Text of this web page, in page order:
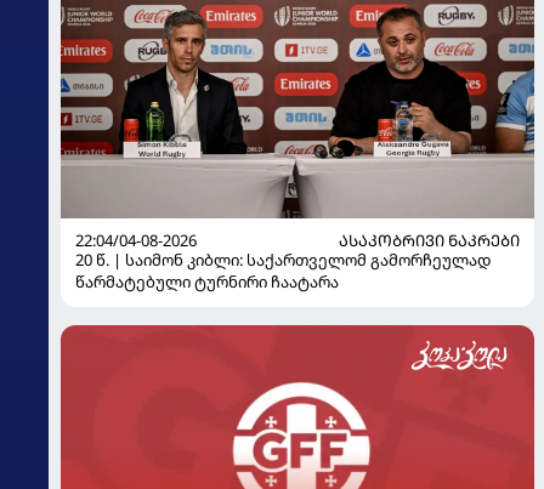
22:04/04-08-2026
ᲐᲡᲐᲙᲝᲑᲠᲘᲕᲘ ᲜᲐᲙᲠᲔᲑᲘ
20 წ. | საიმონ კიბლი: საქართველომ გამორჩეულად
წარმატებული ტურნირი ჩაატარა